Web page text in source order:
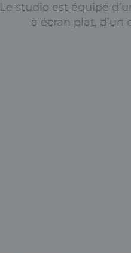
Le studio est équipé
à écran plat,